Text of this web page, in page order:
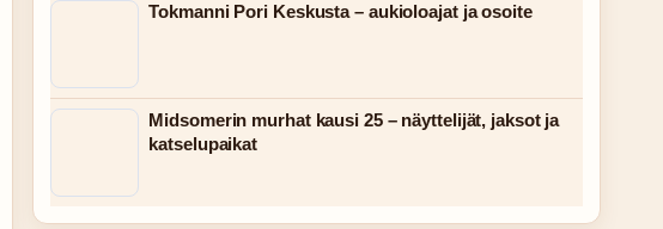
Tokmanni Pori Keskusta – aukioloajat ja osoite
Midsomerin murhat kausi 25 – näyttelijät, jaksot ja
katselupaikat